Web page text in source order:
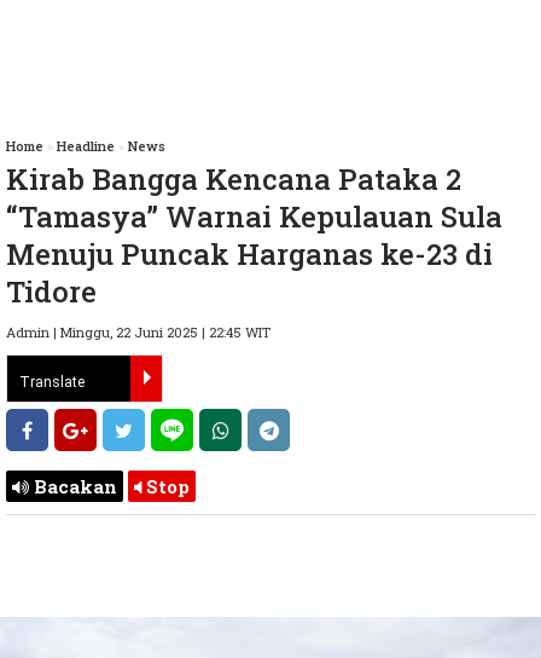
Home » Headline » News
Kirab Bangga Kencana Pataka 2
“Tamasya” Warnai Kepulauan Sula
Menuju Puncak Harganas ke-23 di
Tidore
Admin | Minggu, 22 Juni 2025 | 22:45 WIT
Bacakan Stop